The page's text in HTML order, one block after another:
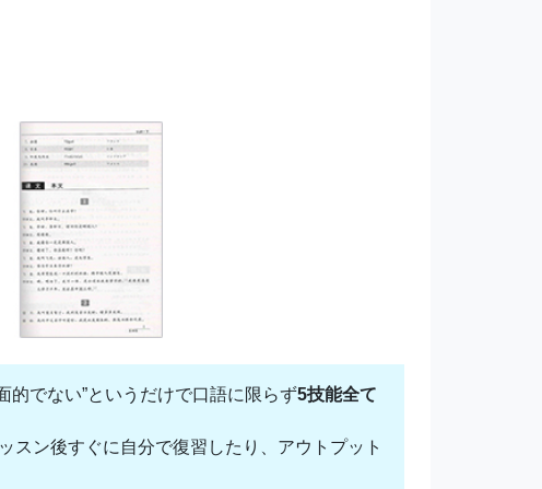
的でない”というだけで口語に限らず5技能全て
ッスン後すぐに自分で復習したり、アウトプット